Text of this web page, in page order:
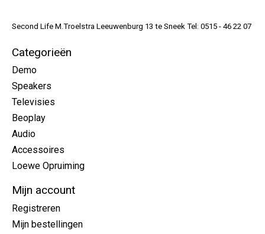
Second Life M.Troelstra Leeuwenburg 13 te Sneek Tel: 0515 - 46 22 07
Categorieën
Demo
Speakers
Televisies
Beoplay
Audio
Accessoires
Loewe Opruiming
Mijn account
Registreren
Mijn bestellingen